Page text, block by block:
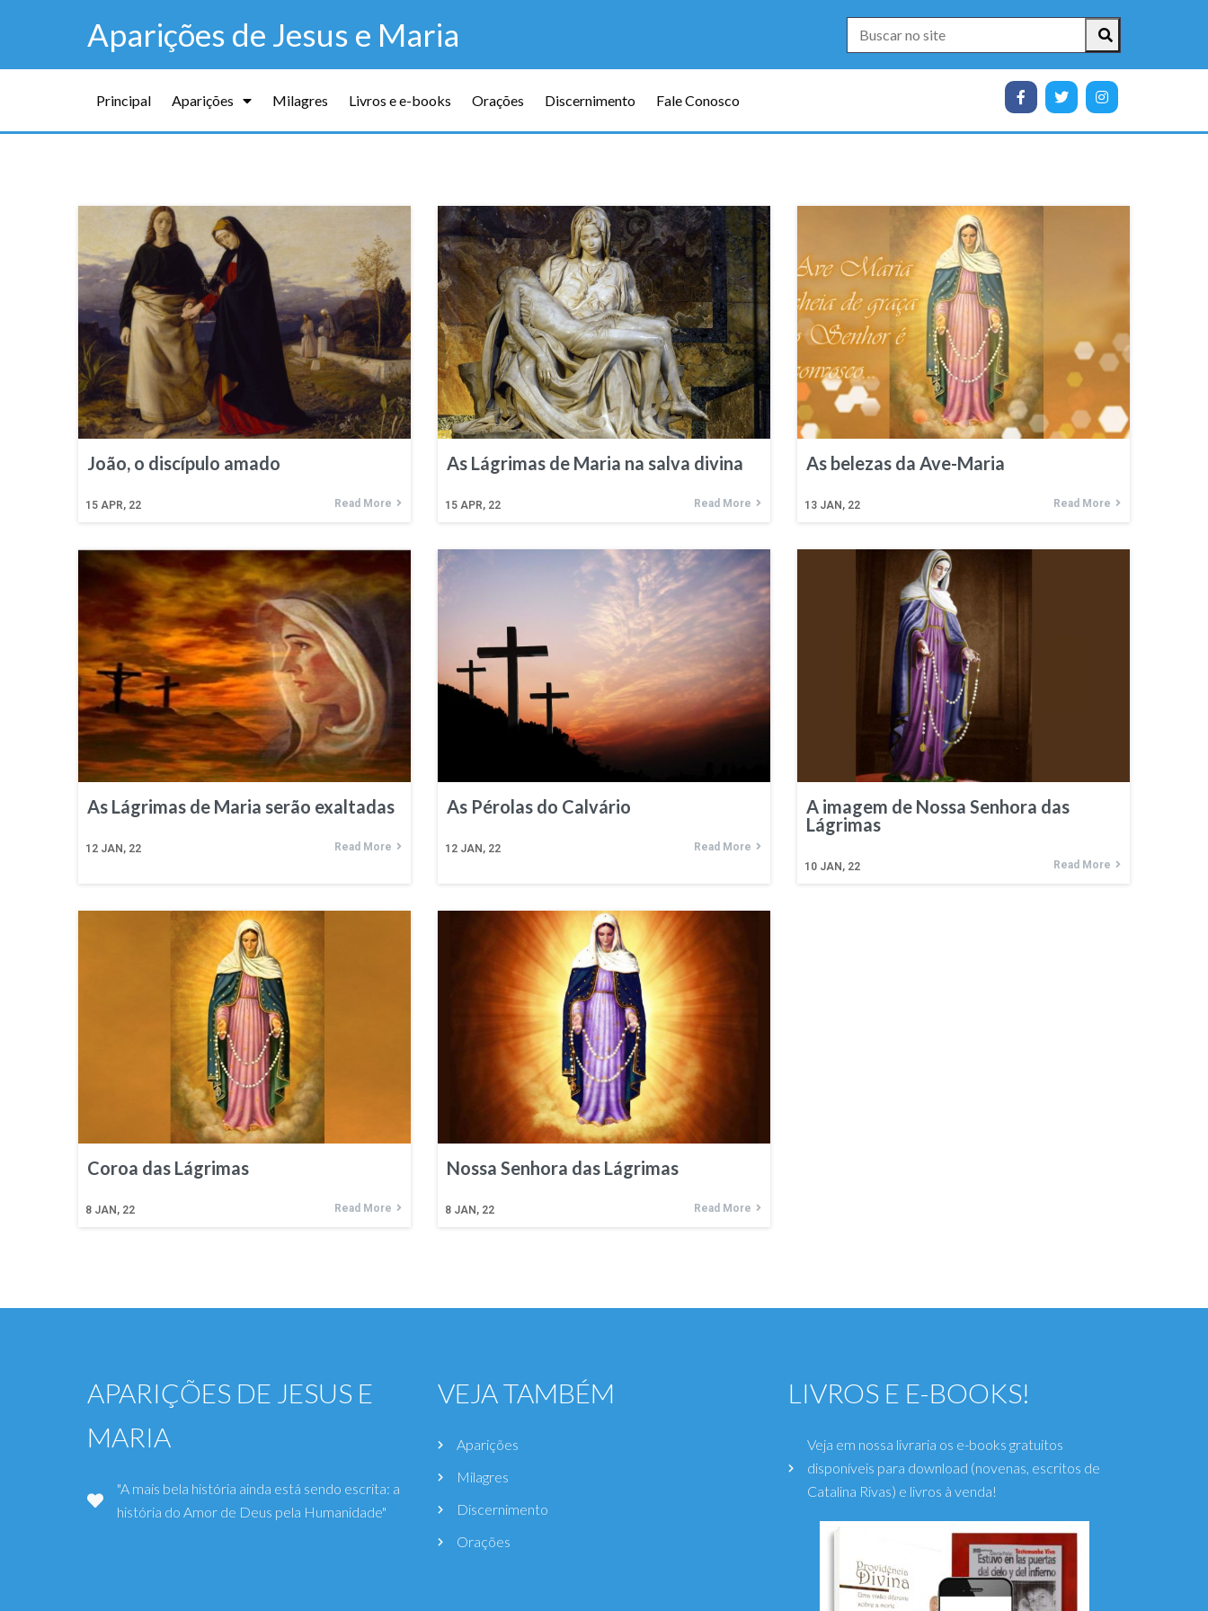
Aparições de Jesus e Maria
Principal Aparições Milagres Livros e e-books Orações Discernimento Fale Conosco
João, o discípulo amado
15 APR, 22 Read More
As Lágrimas de Maria na salva divina
15 APR, 22 Read More
As belezas da Ave-Maria
13 JAN, 22 Read More
As Lágrimas de Maria serão exaltadas
12 JAN, 22 Read More
As Pérolas do Calvário
12 JAN, 22 Read More
A imagem de Nossa Senhora das
Lágrimas
10 JAN, 22 Read More
Coroa das Lágrimas
8 JAN, 22 Read More
Nossa Senhora das Lágrimas
8 JAN, 22 Read More
APARIÇÕES DE JESUS E
MARIA
"A mais bela história ainda está sendo escrita: a
história do Amor de Deus pela Humanidade"
VEJA TAMBÉM
Aparições
Milagres
Discernimento
Orações
LIVROS E E-BOOKS!
Veja em nossa livraria os e-books gratuitos
disponíveis para download (novenas, escritos de
Catalina Rivas) e livros à venda!